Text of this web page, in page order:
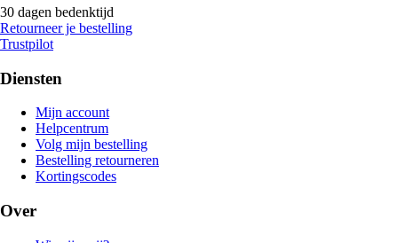
30 dagen bedenktijd
Retourneer je bestelling
Trustpilot
Diensten
Mijn account
Helpcentrum
Volg mijn bestelling
Bestelling retourneren
Kortingscodes
Over